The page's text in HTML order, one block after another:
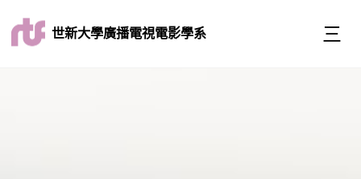
世新大學廣播電視電影學系